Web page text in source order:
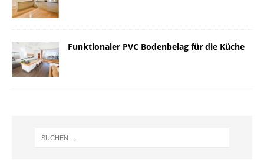
Funktionaler PVC Bodenbelag für die Küche